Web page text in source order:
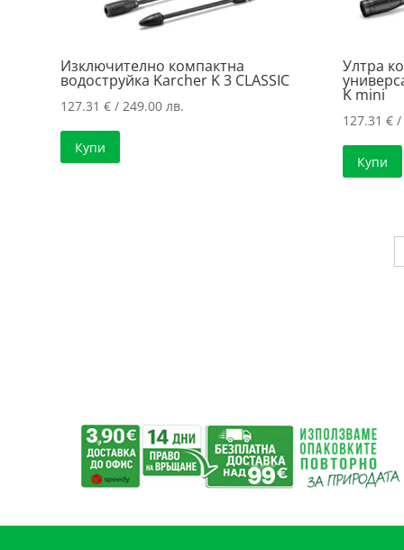
Изключително компактна
водоструйка Karcher K 3 CLASSIC
127.31€ / 249.00 лв.
Купи
Ултра
K mini
127.31 €/
Купи